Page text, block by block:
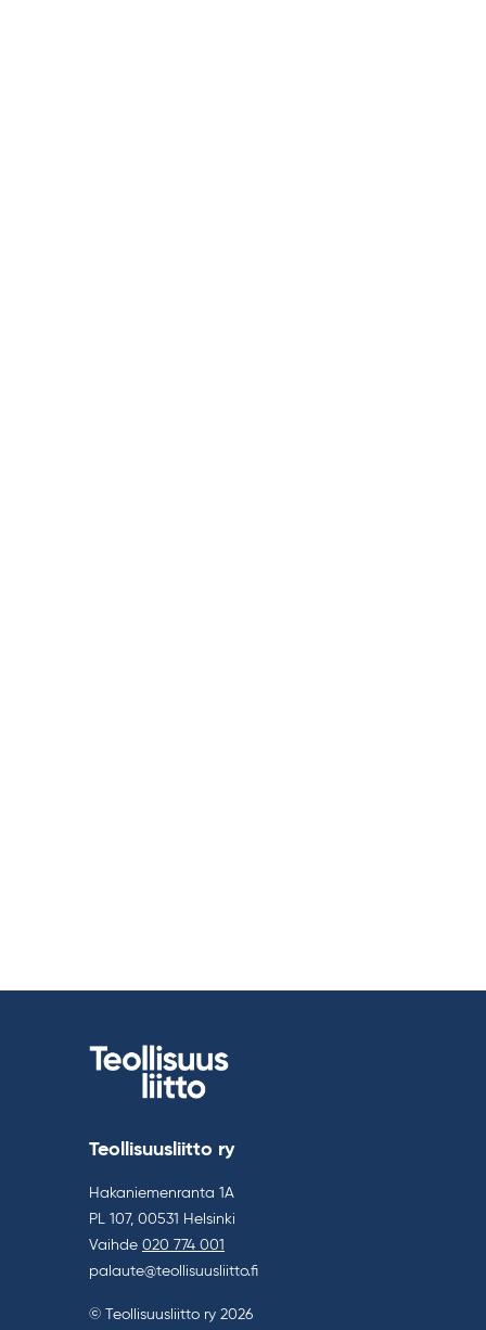
Teollisuusliitto ry
Hakaniemenranta 1A
PL 107, 00531 Helsinki
Vaihde 020 774 001
palaute@teollisuusliitto.fi
© Teollisuusliitto ry 2026